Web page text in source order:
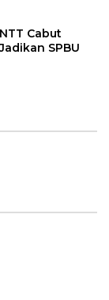
Cabut
SPBU